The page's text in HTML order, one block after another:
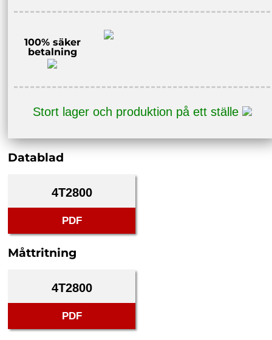
100% säker
betalning
Stort lager och produktion på ett ställe
Datablad
4T2800
PDF
Måttritning
4T2800
PDF